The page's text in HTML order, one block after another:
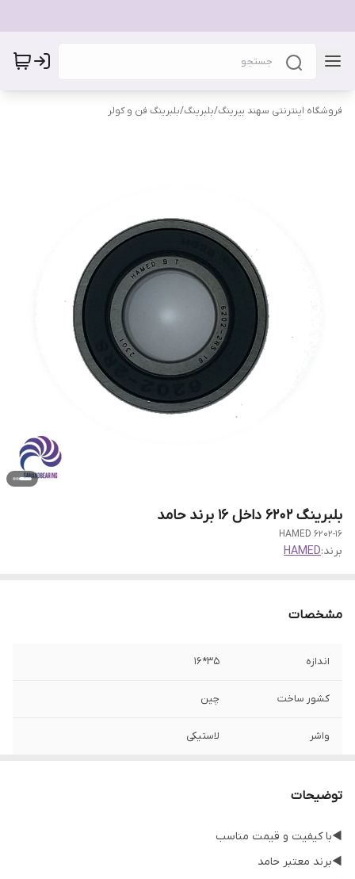
فروشگاه اینترنتی سهند بیرینگ/بلبرینگ/بلبرینگ فن و کولر
بلبرینگ ۶۲۰۲ داخل ۱۶ برند حامد
6202-16 HAMED
برند:HAMED
مشخصات
اندازه 35*16
کشور ساخت چین
واشر لاستیکی
توضیحات
◀️با کیفیت و قیمت مناسب
◀️برند معتبر حامد